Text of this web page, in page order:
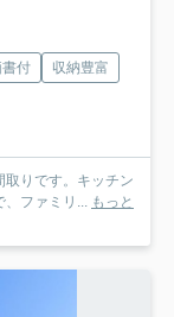
付
収納豊富
取りです。キッチン
、ファミリ... もっと